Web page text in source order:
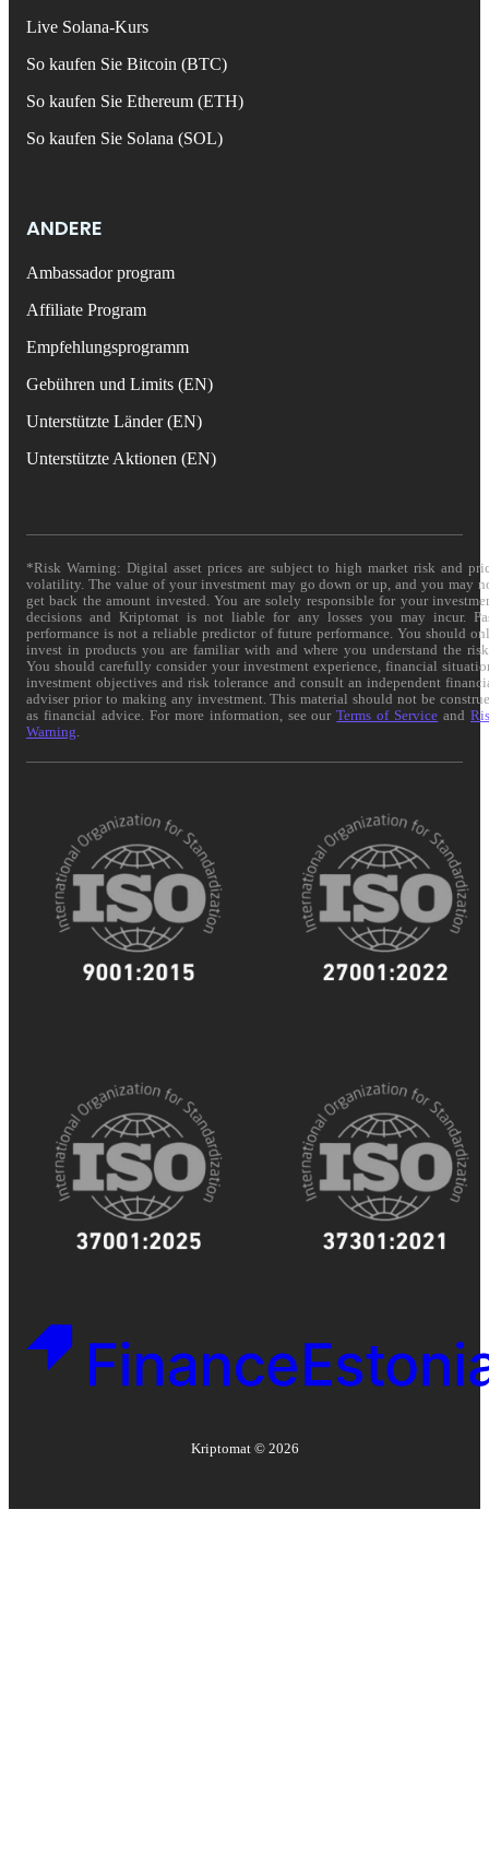
Live Solana-Kurs
So kaufen Sie Bitcoin (BTC)
So kaufen Sie Ethereum (ETH)
So kaufen Sie Solana (SOL)
ANDERE
Ambassador program
Affiliate Program
Empfehlungsprogramm
Gebühren und Limits (EN)
Unterstützte Länder (EN)
Unterstützte Aktionen (EN)
*Risk Warning: Digital asset prices are subject to high market risk and
volatility. The value of your investment may go down or up, and you may
get back the amount invested. You are solely responsible for your
decisions and Kriptomat is not liable for any losses you may incur.
performance is not a reliable predictor of future performance. You should
invest in products you are familiar with and where you understand the
You should carefully consider your investment experience, financial
investment objectives and risk tolerance and consult an independent
adviser prior to making any investment. This material should not be
as financial advice. For more information, see ourTerms of Service and
Warning
Kriptomat © 2026